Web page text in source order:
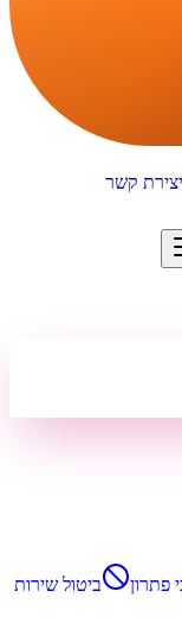
יצירת קשר
פתרון
ביטול שירות